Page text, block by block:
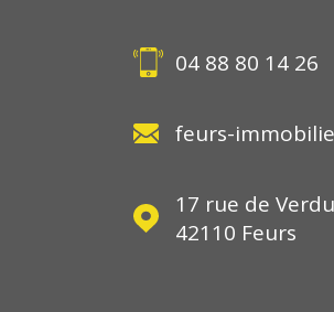
04 88 80 14 26
feurs-
17 rue de
42110
Feurs